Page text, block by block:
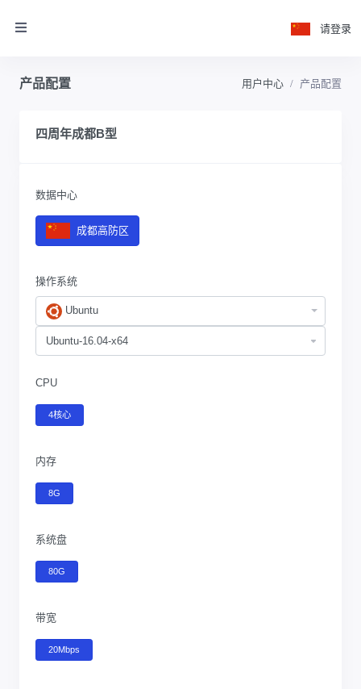
请登录
产品配置 用户中心 产品配置
四周年成都B型
数据中心
成都高防区
操作系统
Ubuntu
CPU
4核心
内存
8G
系统盘
80G
带宽
20Mbps